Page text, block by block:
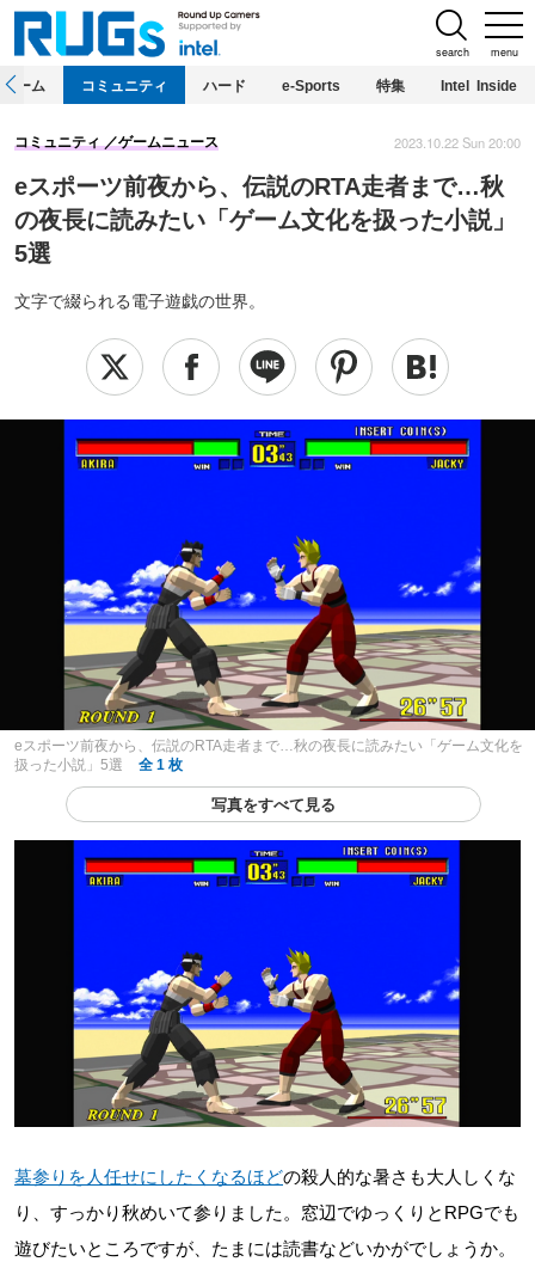
menu
search
ホーム コミュニティ ハード e-Sports 特集 Intel Inside
eスポーツ前夜から、伝説のRTA走者まで…秋
の夜長に読みたい「ゲーム文化を扱った小説」
5選
文字で綴られる電子遊戯の世界。
コミュニティ ゲームニュース 2023.10.22 Sun 20:00
eスポーツ前夜から、伝説のRTA走者まで…秋の夜長に読みたい「ゲーム文化を
扱った小説」5選
全 1 枚
写真をすべて見る
墓参りを人任せにしたくなるほどの殺人的な暑さも大人しくな
り、すっかり秋めいて参りました。窓辺でゆっくりとRPGでも
遊びたいところですが、たまには読書などいかがでしょうか。